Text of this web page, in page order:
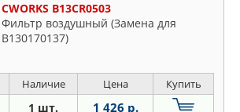
CWORKS B13CR0503
Фильтр воздушный (Замена для
B130170137)
Наличие Цена Купить
1 шт. 1 426 р.